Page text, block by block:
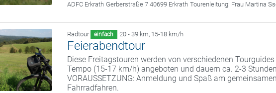
ADFC Erkrath Gerberstraße 7 40699 Erkrath Tourenleitung: Frau Martina
Radtour einfach 20 - 39 km, 15-18 km/h
Feierabendtour
Diese Freitagstouren werden von verschiedenen
Tempo (15-17 km/h) angeboten und dauern ca. 2-3
VORAUSSETZUNG: Anmeldung und Spaß am gemeinsamen
Fahrradfahren.